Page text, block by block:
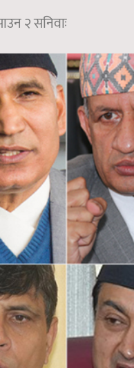
२ सनिवाः